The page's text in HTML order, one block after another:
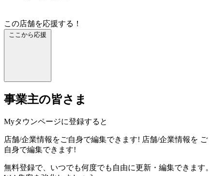
この店舗を応援する！
ここから応援
事業主の皆さま
Myタウンページに登録すると
店舗/企業情報をご自身で編集できます! 店舗/企業情報を ご
自身で編集できます!
無料登録で、いつでも何度でも自由に更新・編集できます。